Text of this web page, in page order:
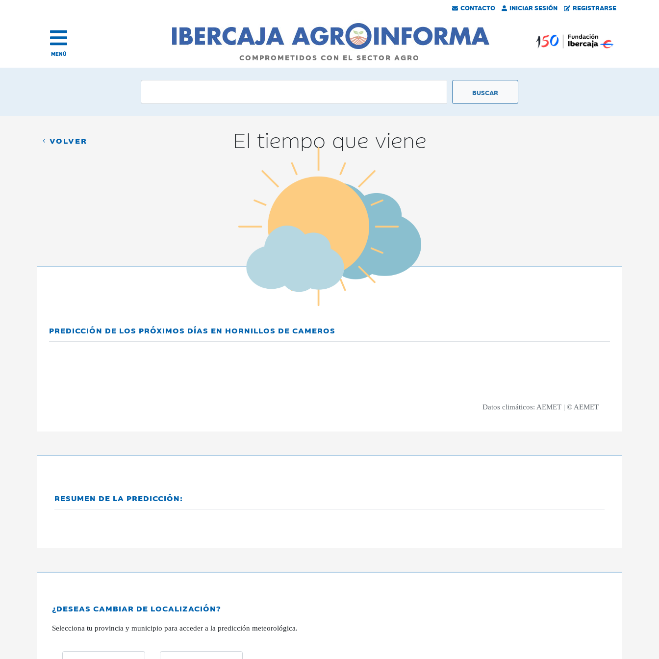
CONTACTO INICIAR SESIÓN REGISTRARSE
MENÚ COMPROMETIDOS CON EL SECTOR AGRO
VOLVER El tiempo que viene
PREDICCIÓN DE LOS PRÓXIMOS DÍAS EN HORNILLOS DE CAMEROS
Datos climáticos: AEMET | © AEMET
RESUMEN DE LA PREDICCIÓN:
¿DESEAS CAMBIAR DE LOCALIZACIÓN?
Selecciona tu provincia y municipio para acceder a la predicción meteorológica.